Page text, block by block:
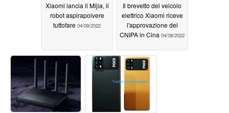
Xiaomi lancia il Mijia, il
robot aspirapolvere
tuttofare 04/09/2022
Il brevetto del veicolo
elettrico Xiaomi riceve
l'approvazione del
CNIPA in Cina 04/08/2022